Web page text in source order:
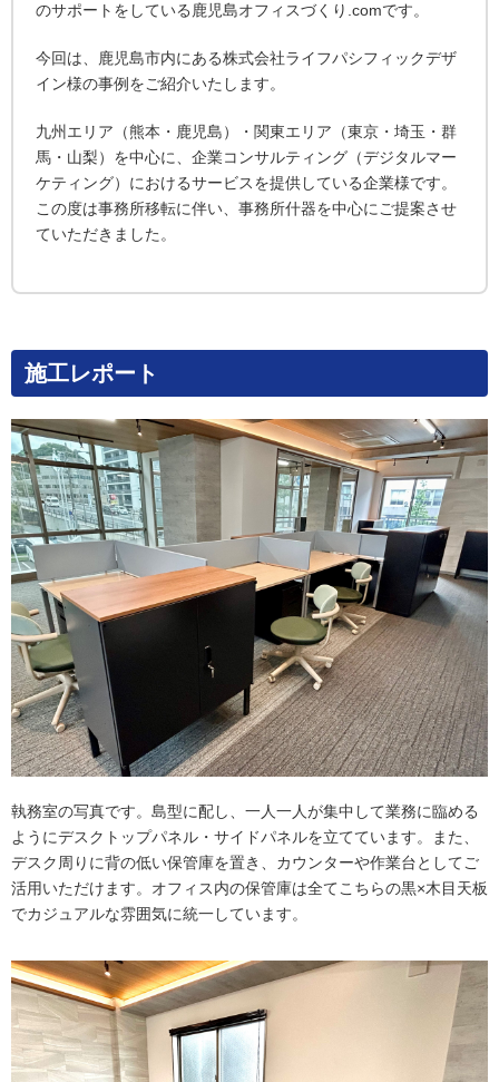
のサポートをしている鹿児島オフィスづくり.comです。
今回は、鹿児島市内にある株式会社ライフパシフィックデザ
イン様の事例をご紹介いたします。
九州エリア（熊本・鹿児島）・関東エリア（東京・埼玉・群
馬・山梨）を中心に、企業コンサルティング（デジタルマー
ケティング）におけるサービスを提供している企業様です。
この度は事務所移転に伴い、事務所什器を中心にご提案させ
ていただきました。
施工レポート
執務室の写真です。島型に配し、一人一人が集中して業務に臨める
ようにデスクトップパネル・サイドパネルを立てています。また、
デスク周りに背の低い保管庫を置き、カウンターや作業台としてご
活用いただけます。オフィス内の保管庫は全てこちらの黒×木目天板
でカジュアルな雰囲気に統一しています。